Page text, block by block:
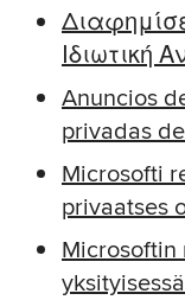
Ιδιωτική
Anuncios
privadas
Microsofti
privaatses
Microsoftin